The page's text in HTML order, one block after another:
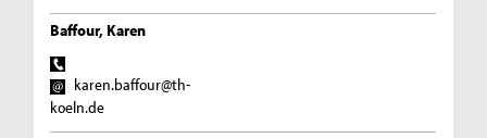
Baffour, Karen
karen.baffour@th-
koeln.de